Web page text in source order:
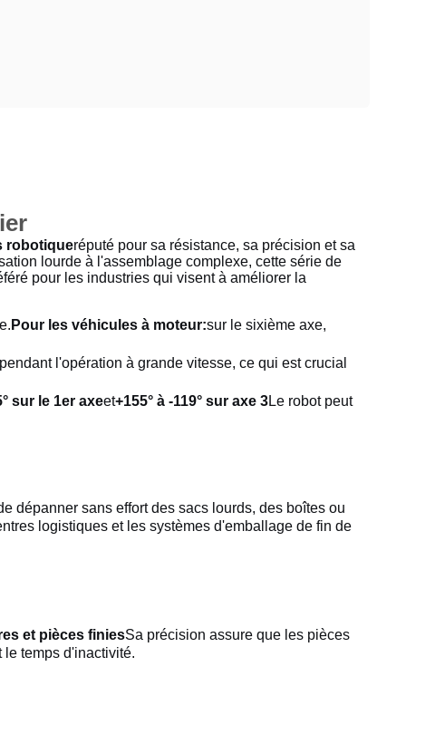
robotiqueréputé pour sa résistance, sa précision et sa
lourde à l'assemblage complexe, cette série de
pour les industries qui visent à améliorer la
Pour les véhicules à moteur:sur le sixième axe,
l'opération à grande vitesse, ce qui est crucial
sur le 1er axeet+155° à -119° sur axe 3Le robot peut
dépanner sans effort des sacs lourds, des boîtes ou
logistiques et les systèmes d'emballage de fin de
et pièces finiesSa précision assure que les pièces
temps d'inactivité.